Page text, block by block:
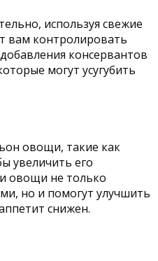
используя свежие
вам контролировать
консервантов
могут усугубить
овощи, такие как
увеличить его
овощи не только
но и помогут улучшить
снижен.